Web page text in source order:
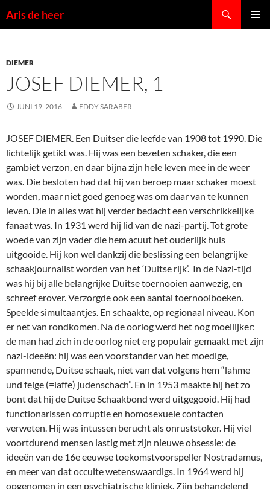
naar
Aris de heer
DIEMER
JOSEF DIEMER, 1
JUNI 19, 2016 EDDY SARABER
JOSEF DIEMER. Een Duitser die leefde van 1908 tot 1990. Die
lichtelijk getikt was. Hij was een bezeten schaker, die een
gambiet verzon, en daar bijna zijn hele leven mee in de weer
was. Die besloten had dat hij van beroep maar schaker moest
worden, maar niet goed genoeg was om daar van te kunnen
leven. Die in alles wat hij verder bedacht een verschrikkelijke
fanaat was. In 1931 werd hij lid van de nazi-partij. Tot grote
woede van zijn vader die hem acuut het ouderlijk huis
uitgooide. Hij kon wel dankzij die beslissing een belangrijke
schaakjournalist worden van het ‘Duitse rijk’. In de Nazi-tijd
was hij bij alle belangrijke Duitse toernooien aanwezig, en
schreef erover. Verzorgde ook een aantal toernooiboeken.
Speelde simultaantjes. En schaakte, op regionaal niveau. Kon
er net van rondkomen. Na de oorlog werd het nog moeilijker:
de man had zich in de oorlog niet erg populair gemaakt met zijn
nazi-ideeën: hij was een voorstander van het moedige,
spannende, Duitse schaak, niet van dat volgens hem “lahme
und feige (=laffe) judenschach”. En in 1953 maakte hij het zo
bont dat hij de Duitse Schaakbond werd uitgegooid. Hij had
functionarissen corruptie en homosexuele contacten
verweten. Hij was intussen berucht als onruststoker. Hij viel
voortdurend mensen lastig met zijn nieuwe obsessie: de
ideeën van de 16e eeuwse toekomstvoorspeller Nostradamus,
en meer van dat occulte wetenswaardigs. In 1964 werd hij
opgenomen in een psychiatrische kliniek. Zijn behandelend